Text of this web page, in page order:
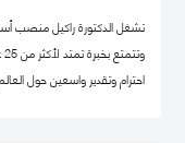
تشغل الدكتورة راكيل منصب
احترام وتقدير واسعين حول